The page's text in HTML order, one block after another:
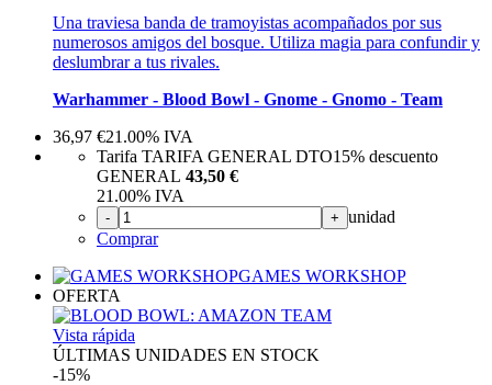
Una traviesa banda de tramoyistas acompañados por sus
numerosos amigos del bosque. Utiliza magia para confundir y
deslumbrar a tus rivales.
Warhammer - Blood Bowl - Gnome - Gnomo - Team
36,97 €21.00% IVA
Tarifa TARIFA GENERAL DTO15% descuento
GENERAL 43,50 €
21.00% IVA
- + unidad
Comprar
GAMES WORKSHOP
OFERTA
Vista rápida
ÚLTIMAS UNIDADES EN STOCK
-15%